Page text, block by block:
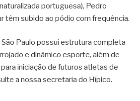
portuguesa), Pedro
têm subido ao pódio com frequência.
Paulo possui estrutura completa
e dinâmico esporte, além de
iniciação de futuros atletas de
a nossa secretaria do Hípico.